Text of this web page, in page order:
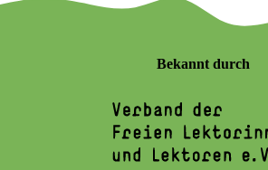
Bekannt durch